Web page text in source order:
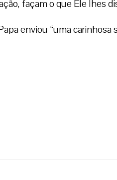
façam o que Ele lhes
enviou “uma carinhosa